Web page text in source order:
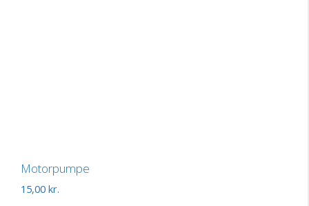
Motorpumpe
15,00 kr.